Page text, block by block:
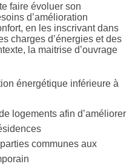
faire évoluer son
d’amélioration
en les inscrivant dans
charges d’énergies et des
la maitrise d’ouvrage
énergétique inférieure à
logements afin d’améliorer
communes aux